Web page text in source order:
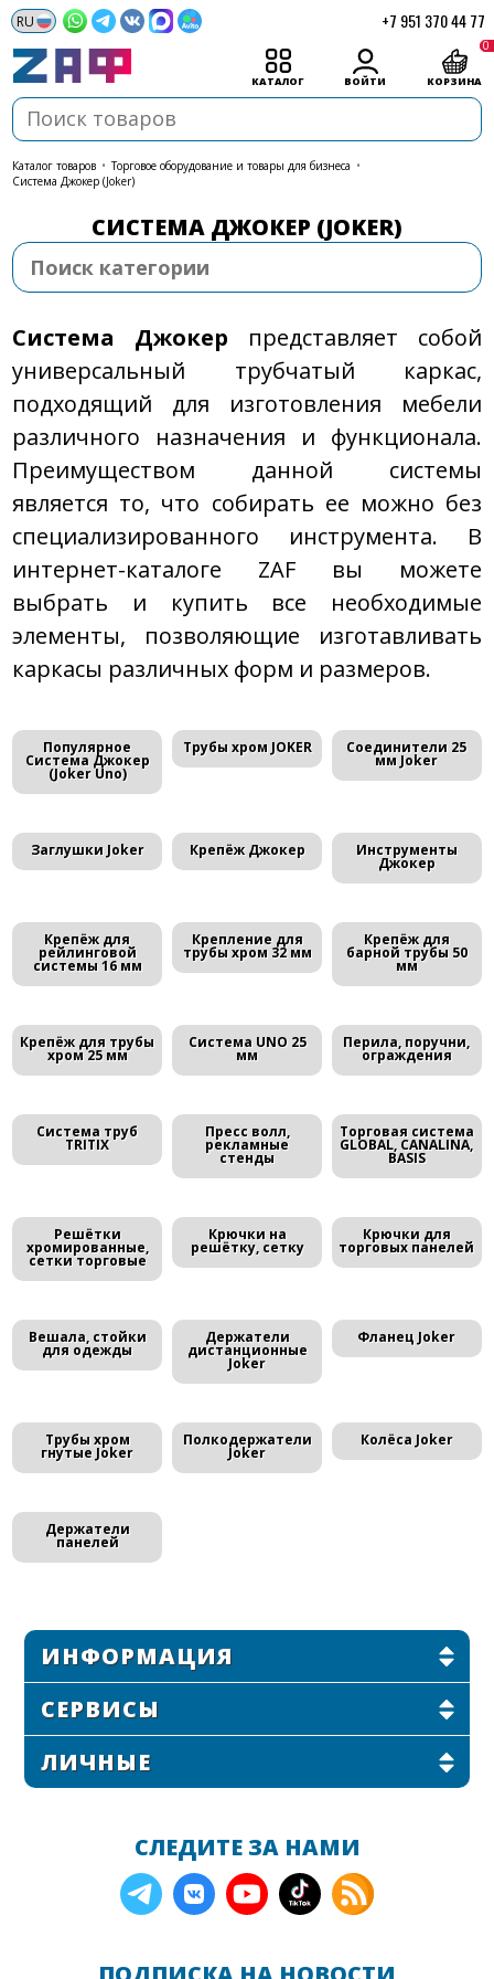
+7 951 370 44 77
КАТАЛОГ ВОЙТИ КОРЗИНА
0
каталог товаров • Торговое оборудование и товары для бизнеса •
Система Джокер (Joker)
СИСТЕМА ДЖОКЕР (JOKER)
Система Джокер представляет собой
универсальный трубчатый каркас,
подходящий для изготовления мебели
различного назначения и функционала.
Преимуществом данной системы
является то, что собирать ее можно без
специализированного инструмента. В
интернет-каталоге ZAF вы можете
выбрать и купить все необходимые
элементы, позволяющие изготавливать
каркасы различных форм и размеров.
Популярное
Система Джокер
(Joker Uno)
Трубы хром JOKER Соединители 25
мм Joker
Заглушки Joker Крепёж Джокер Инструменты
Джокер
Крепёж для
рейлинговой
системы 16 мм
Крепление для
трубы хром 32 мм
Крепёж для
барной трубы 50
мм
Крепёж для трубы
хром 25 мм
Система UNO 25
мм
Перила, поручни,
ограждения
Система труб
TRITIX
Пресс волл,
рекламные
стенды
Торговая система
GLOBAL, CANALINA,
BASIS
Решётки
хромированные,
сетки торговые
Крючки на
решётку, сетку
Крючки для
торговых панелей
Вешала, стойки
для одежды
Держатели
дистанционные
Joker
Фланец Joker
Трубы хром
гнутые Joker
Полкодержатели
Joker
Колёса Joker
Держатели
панелей
ИНФОРМАЦИЯ
СЕРВИСЫ
ЛИЧНЫЕ
СЛЕДИТЕ ЗА НАМИ